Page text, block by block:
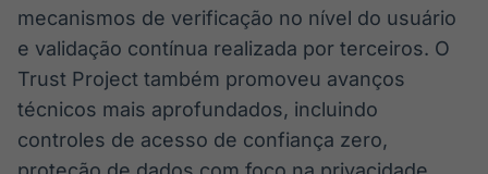
mecanismos de verificação no nível do usuário
e validação contínua realizada por terceiros. O
Trust Project também promoveu avanços
técnicos mais aprofundados, incluindo
controles de acesso de confiança zero,